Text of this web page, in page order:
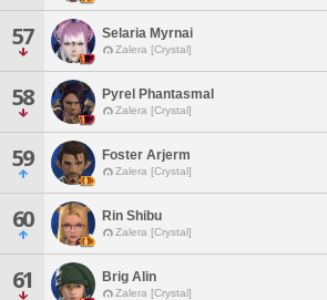
57 Selaria Myrnai
Zalera [Crystal]
58 Pyrel Phantasmal
Zalera [Crystal]
59 Foster Arjerm
Zalera [Crystal]
60 Rin Shibu
Zalera [Crystal]
61 Brig Alin
Zalera [Crystal]